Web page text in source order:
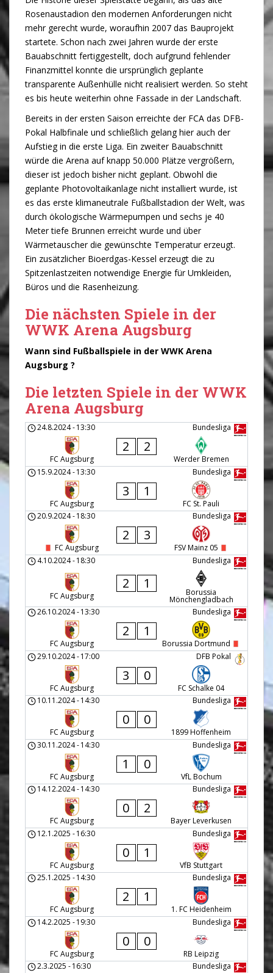
Rosenaustadion den modernen Anforderungen nicht
mehr gerecht wurde, woraufhin 2007 das Bauprojekt
startete. Schon nach zwei Jahren wurde der erste
Bauabschnitt fertiggestellt, doch aufgrund fehlender
Finanzmittel konnte die ursprünglich geplante
transparente Außenhülle nicht realisiert werden. So steht
es bis heute weiterhin ohne Fassade in der Landschaft.
Bereits in der ersten Saison erreichte der FCA das DFB-
Pokal Halbfinale und schließlich gelang hier auch der
Aufstieg in die erste Liga. Ein zweiter Bauabschnitt
würde die Arena auf knapp 50.000 Plätze vergrößern,
dieser ist jedoch bisher nicht geplant. Obwohl die
geplante Photovoltaikanlage nicht installiert wurde, ist
es das erste klimaneutrale Fußballstadion der Welt, was
durch ökologische Wärmepumpen und sechs je 40
Meter tiefe Brunnen erreicht wurde und über
Wärmetauscher die gewünschte Temperatur erzeugt.
Ein zusätzlicher Bioerdgas-Kessel erzeugt die zu
Spitzenlastzeiten notwendige Energie für Umkleiden,
Büros und die Rasenheizung.
Die nächsten Spiele in der
WWK Arena Augsburg
Wann sind Fußballspiele in der WWK Arena
Augsburg ?
Die letzten Spiele in der WWK
Arena Augsburg
Bundesliga
24.8.2024-13:30
FC Augsburg
2 2
Werder Bremen
Bundesliga
15.9.2024-13:30
FC Augsburg
3 1
FC St. Pauli
Bundesliga
20.9.2024-18:30
FC Augsburg
2 3
FSV Mainz 05
Bundesliga
4.10.2024-18:30
FC Augsburg
2 1
Borussia
Mönchengladbach
Bundesliga
26.10.2024-13:30
FC Augsburg
2 1
Borussia Dortmund
DFB Pokal
29.10.2024-17:00
FC Augsburg
3 0
FC Schalke 04
Bundesliga
10.11.2024-14:30
FC Augsburg
0 0
1899 Hoffenheim
Bundesliga
30.11.2024-14:30
FC Augsburg
1 0
VfL Bochum
Bundesliga
14.12.2024-14:30
FC Augsburg
0 2
Bayer Leverkusen
Bundesliga
12.1.2025 -16:30
FC Augsburg
0 1
VfB Stuttgart
Bundesliga
25.1.2025 -14:30
FC Augsburg
2 1
1. FC Heidenheim
Bundesliga
14.2.2025 -19:30
FC Augsburg
0 0
RB Leipzig
Bundesliga
2.3.2025 -16:30